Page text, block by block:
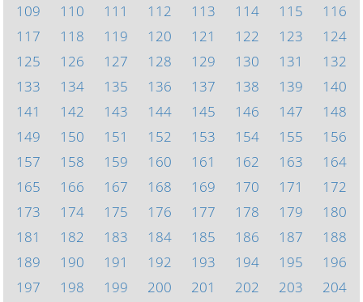
109
110 111 112 113 114 115
116
117
118 119 120 121 122 123
124
125
126 127 128 129 130 131
132
133
134 135 136 137 138 139
140
141
142 143 144 145 146 147
148
149
150 151 152 153 154 155
156
157
158 159 160 161 162 163
164
165
166 167 168 169 170 171
172
173
174 175 176 177 178 179
180
181
182 183 184 185 186 187
188
189
190 191 192 193 194 195
196
197
198 199 200 201 202 203
204